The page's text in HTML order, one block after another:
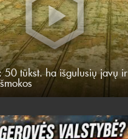
50 tūkst. ha išgulusių javų ir